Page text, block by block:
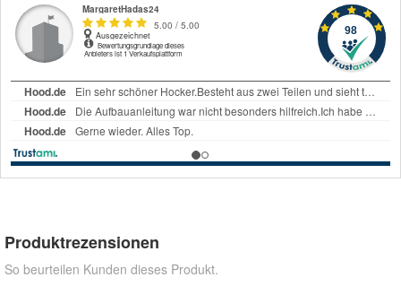
Produktrezensionen
So beurteilen Kunden dieses Produkt.